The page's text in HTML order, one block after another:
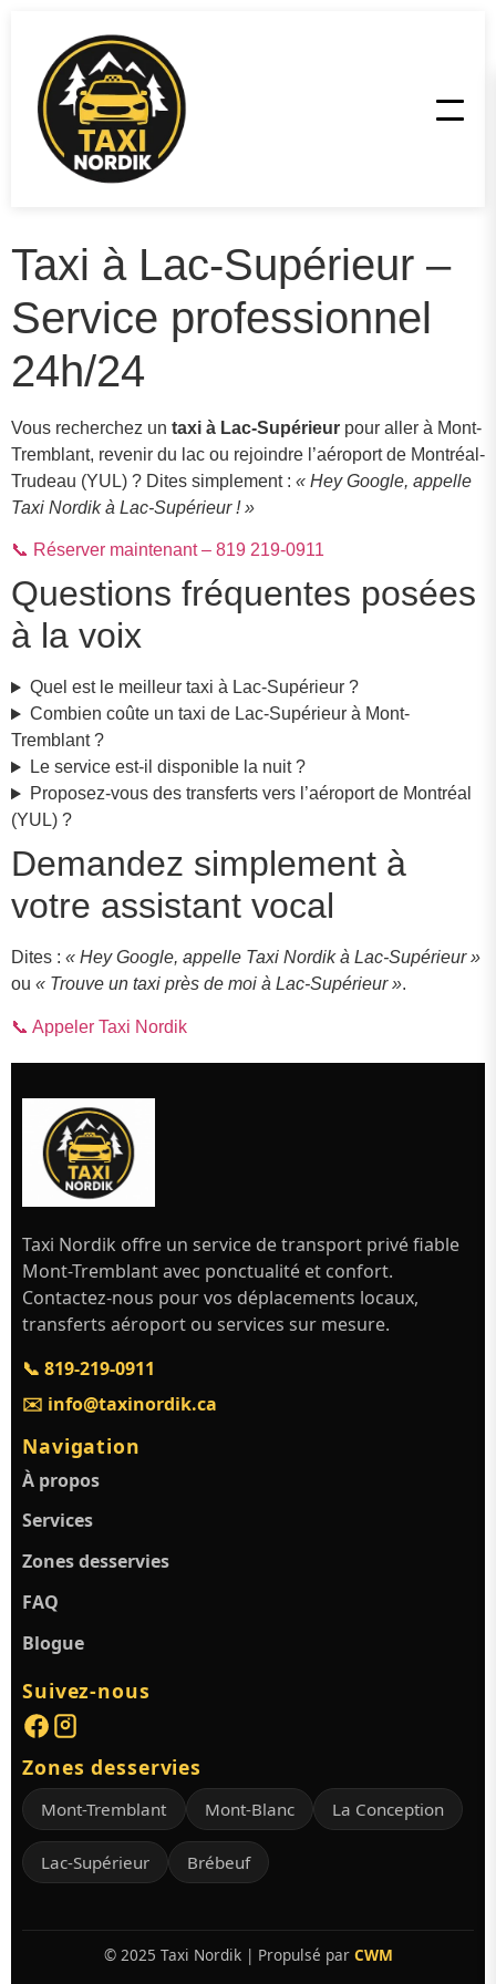
Taxi à Lac-Supérieur –
Service professionnel
24h/24
Vous recherchez un taxi à Lac-Supérieur pour aller à Mont-
Tremblant, revenir du lac ou rejoindre l’aéroport de Montréal-
Trudeau (YUL) ? Dites simplement : « Hey Google, appelle
Taxi Nordik à Lac-Supérieur ! »
📞 Réserver maintenant – 819 219-0911
Questions fréquentes posées
à la voix
Quel est le meilleur taxi à Lac-Supérieur ?
Combien coûte un taxi de Lac-Supérieur à Mont-
Tremblant ?
Le service est-il disponible la nuit ?
Proposez-vous des transferts vers l’aéroport de Montréal
(YUL) ?
Demandez simplement à
votre assistant vocal
Dites : « Hey Google, appelle Taxi Nordik à Lac-Supérieur »
ou « Trouve un taxi près de moi à Lac-Supérieur ».
📞 Appeler Taxi Nordik
Taxi Nordik offre un service de transport privé fiable
Mont-Tremblant avec ponctualité et confort.
Contactez-nous pour vos déplacements locaux,
transferts aéroport ou services sur mesure.
📞 819-219-0911
✉️ info@taxinordik.ca
Navigation
À propos
Services
Zones desservies
FAQ
Blogue
Suivez-nous
Zones desservies
Mont-Tremblant Mont-Blanc La Conception
Lac-Supérieur Brébeuf
© 2025 Taxi Nordik | Propulsé par CWM